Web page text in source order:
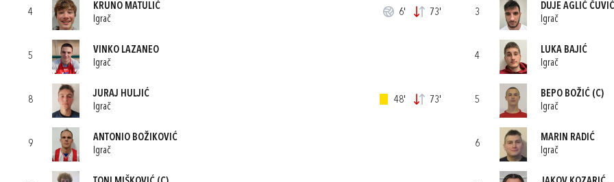
4
KRUNO MATULIĆ
Igrač
6' 73'
5
VINKO LAZANEO
Igrač
8
JURAJ HULJIĆ
Igrač
48' 73'
9
ANTONIO BOŽIKOVIĆ
Igrač
3
DUJE AGLIĆ ČUVIĆ
Igrač
4
LUKA BAJIĆ
Igrač
5
BEPO BOŽIĆ(C)
Igrač
6
MARIN RADIĆ
Igrač